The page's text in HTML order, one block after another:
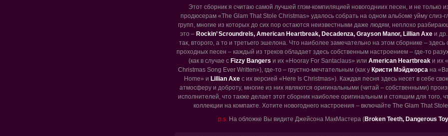
Этот сборник я считаю самой лучшей глэм-компиляцией новогодниих песен, и не только
продюсерам «The Glam That Stole Christmas» удалось собрать на одном альбоме уйму слиз-
групп, многие из которых до сих пор остаются неизвестными даже людям, неплохо
это – Rockin’ Scroundrels, American Heartbreak, Decadenza, Grayson Manor, Lillian Axeи др.
так, второго, а то и третьего эшелона. Что наиболее замечательно на этом сборнике –
проходных песен – каждый из треков обладает здесь собственным настроением – где-то
(как в случае с Fizzy Bangers и их «Hooray For Santaclaus» или American Heartbreak и их
Christmas Song Ever Written»), где-то – грустно-мечтательным (как у Кристи Мэйджорса на
Home» и Lillian Axeс их версией «Here Is Christmas»). Каждая песня здесь несет в себе
атмосферу и доброту, многие из них являются оригинальными (читай – собственными)
исполнителей, что также делает этот сборник наиболее оригинальным и стоящим для того,
коллекции на компакте. Хотите новогоднего настроения – включайте The Glam That
p.s. На обложке Вы видите Джейсона МакМастера (Broken Teeth, Dangerous